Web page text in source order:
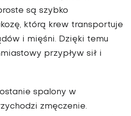
są szybko
którą krew transportuje
i mięśni. Dzięki temu
przypływ sił i
spalony w
zmęczenie.